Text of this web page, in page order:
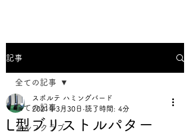
記事
全ての記事
ゴルフクラブ
全ての記事
L型ブリストルパター
スポルテ ハミングバード
2021年3月30日 読了時間: 4分